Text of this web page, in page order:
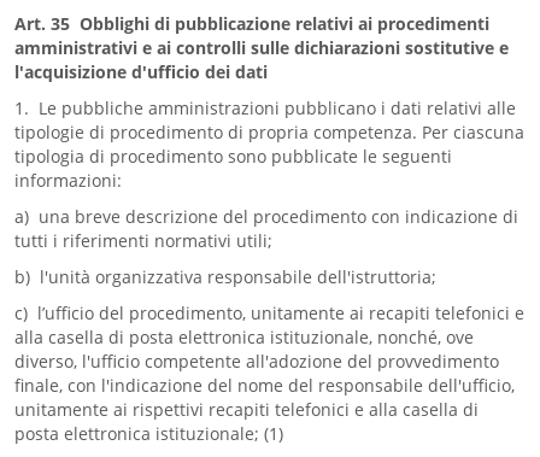
Art. 35 Obblighi di pubblicazione relativi ai procedimenti
amministrativi e ai controlli sulle dichiarazioni sostitutive e
l'acquisizione d'ufficio dei dati
1. Le pubbliche amministrazioni pubblicano i dati relativi alle
tipologie di procedimento di propria competenza. Per ciascuna
tipologia di procedimento sono pubblicate le seguenti
informazioni:
a) una breve descrizione del procedimento con indicazione di
tutti i riferimenti normativi utili;
b) l'unità organizzativa responsabile dell'istruttoria;
c) l’ufficio del procedimento, unitamente ai recapiti telefonici e
alla casella di posta elettronica istituzionale, nonché, ove
diverso, l'ufficio competente all'adozione del provvedimento
finale, con l'indicazione del nome del responsabile dell'ufficio,
unitamente ai rispettivi recapiti telefonici e alla casella di
posta elettronica istituzionale; (1)